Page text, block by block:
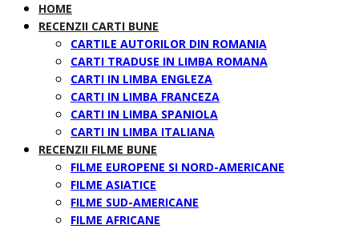
HOME
RECENZII CARTI BUNE
CARTILE AUTORILOR DIN ROMANIA
CARTI TRADUSE IN LIMBA ROMANA
CARTI IN LIMBA ENGLEZA
CARTI IN LIMBA FRANCEZA
CARTI IN LIMBA SPANIOLA
CARTI IN LIMBA ITALIANA
RECENZII FILME BUNE
FILME EUROPENE SI NORD-AMERICANE
FILME ASIATICE
FILME SUD-AMERICANE
FILME AFRICANE